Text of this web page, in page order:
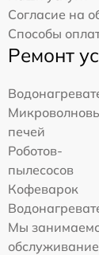
Согласие на
Способы
Ремонт
печей
Роботов-
пылесосов
Кофеварок
Мы